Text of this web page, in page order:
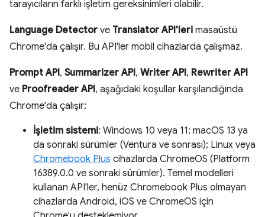
tarayıcıların farklı işletim gereksinimleri olabilir.
Language Detector ve Translator API'leri masaüstü
Chrome'da çalışır. Bu API'ler mobil cihazlarda çalışmaz.
Prompt API, Summarizer API, Writer API, Rewriter API
ve Proofreader API, aşağıdaki koşullar karşılandığında
Chrome'da çalışır:
İşletim sistemi: Windows 10 veya 11; macOS 13 ya
da sonraki sürümler (Ventura ve sonrası); Linux veya
Chromebook Plus cihazlarda ChromeOS (Platform
16389.0.0 ve sonraki sürümler). Temel modelleri
kullanan API'ler, henüz Chromebook Plus olmayan
cihazlarda Android, iOS ve ChromeOS için